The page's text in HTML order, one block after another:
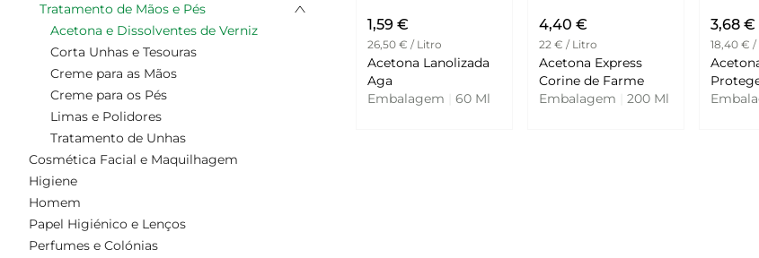
Tratamento de Mãos e Pés
Acetona e Dissolventes de Verniz
Corta Unhas e Tesouras
Creme para as Mãos
Creme para os Pés
Limas e Polidores
Tratamento de Unhas
Cosmética Facial e Maquilhagem
Higiene
Homem
Papel Higiénico e Lenços
Perfumes e Colónias
1,59 €
26,50 € / Litro
Acetona Lanolizada
Aga
Embalagem
60 Ml
4,40 €
22 € / Litro
Acetona Express
Corine de Farme
Embalagem
200 Ml
3,68 €
18,40 €